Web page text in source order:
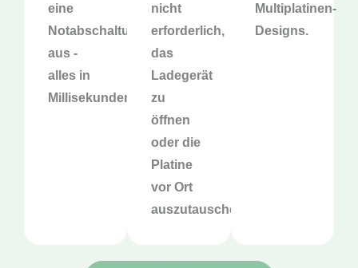
eine
Notabschaltung
aus -
alles in
Millisekunden.
nicht
erforderlich,
das
Ladegerät
zu
öffnen
oder die
Platine
vor Ort
auszutauschen.
Multiplatinen-
Designs.